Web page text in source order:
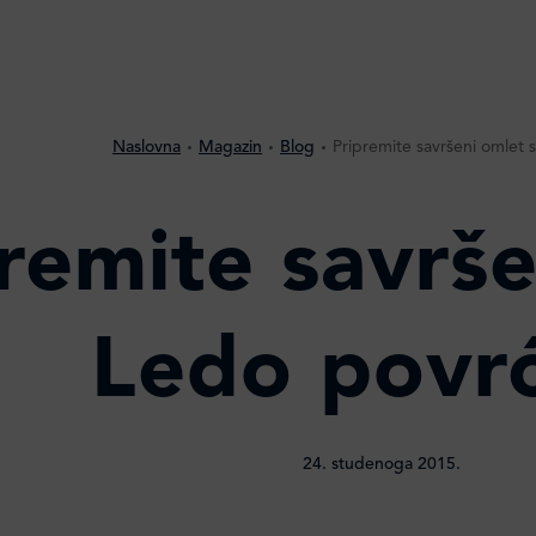
Naslovna Magazin Blog Pripremite savršeni omlet
Ledo
24. studenoga 2015.